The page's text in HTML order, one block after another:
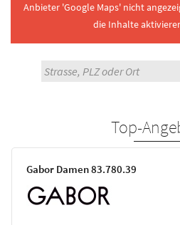
Anbieter 'Google Maps' nicht
die Inhalte
Top-
Gabor Damen 83.780.39